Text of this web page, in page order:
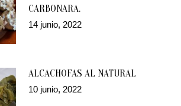
CARBONARA.
14 junio, 2022
ALCACHOFAS AL NATURAL
10 junio, 2022